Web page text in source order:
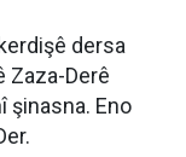
dersa
Zaza-Derê
şinasna. Eno